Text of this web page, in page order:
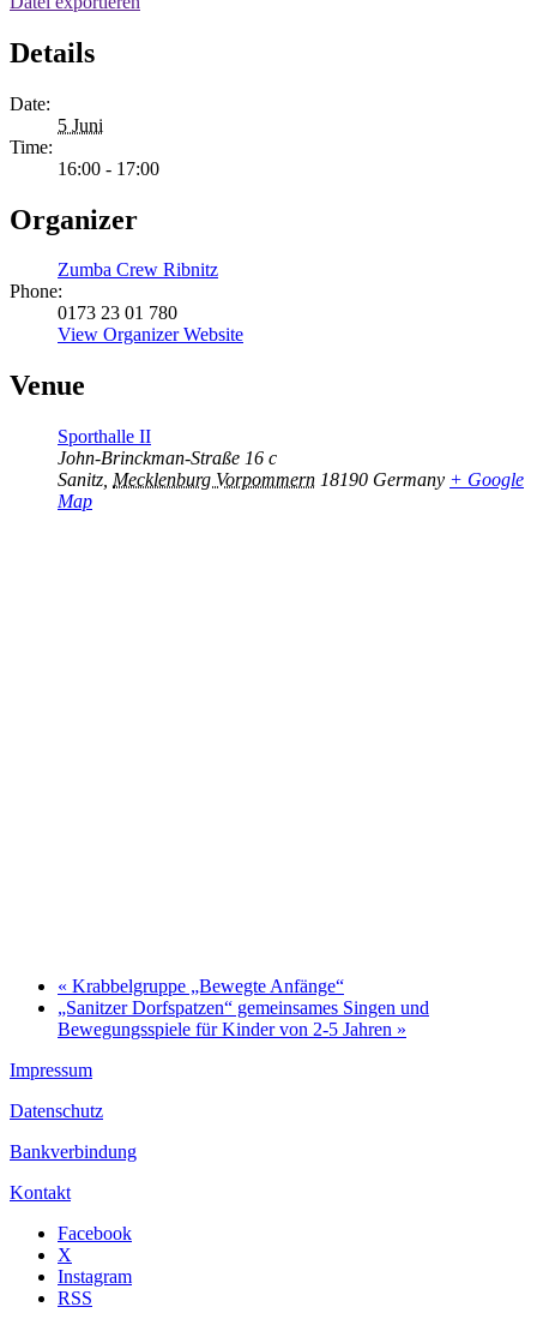
Details
Date:
5 Juni
Time:
16:00 - 17:00
Organizer
Zumba Crew Ribnitz
Phone:
0173 23 01 780
View Organizer Website
Venue
Sporthalle II
John-Brinckman-Straße 16 c
Sanitz Mecklenburg Vorpommern 18190 Germany + Google
Map
« Krabbelgruppe „Bewegte Anfänge“
„Sanitzer Dorfspatzen“ gemeinsames Singen und
Bewegungsspiele für Kinder von 2-5 Jahren »
Impressum
Datenschutz
Bankverbindung
Kontakt
Facebook
X
Instagram
RSS